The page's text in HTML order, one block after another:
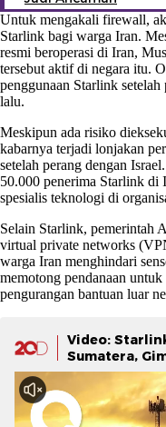
Untuk mengakali firewall,
Starlink bagi warga Iran.
resmi beroperasi di Iran,
tersebut aktif di negara itu.
penggunaan Starlink
lalu.
Meskipun ada risiko
kabarnya terjadi lonjakan
setelah perang dengan
50.000 penerima Starlink di
spesialis teknologi di
Selain Starlink, pemerintah
virtual private networks
warga Iran menghindari
memotong pendanaan
pengurangan bantuan luar
Video:
Sumatera,